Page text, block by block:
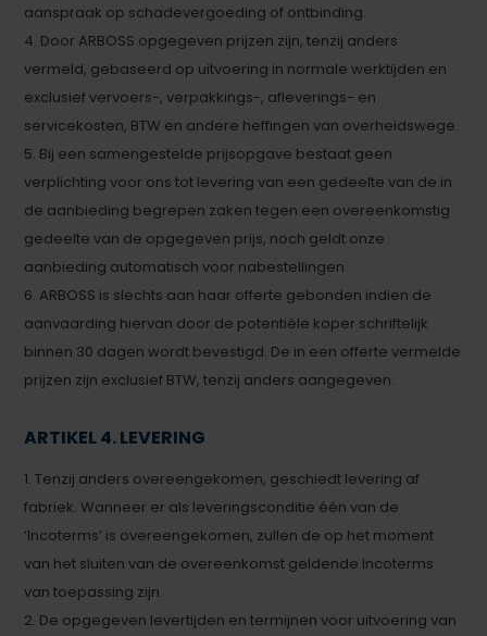
aanspraak op schadevergoeding of ontbinding.
4. Door ARBOSS opgegeven prijzen zijn, tenzij anders
vermeld, gebaseerd op uitvoering in normale werktijden en
exclusief vervoers-, verpakkings-, afleverings- en
servicekosten, BTW en andere heffingen van overheidswege.
5. Bij een samengestelde prijsopgave bestaat geen
verplichting voor ons tot levering van een gedeelte van de in
de aanbieding begrepen zaken tegen een overeenkomstig
gedeelte van de opgegeven prijs, noch geldt onze
aanbieding automatisch voor nabestellingen.
6. ARBOSS is slechts aan haar offerte gebonden indien de
aanvaarding hiervan door de potentiële koper schriftelijk
binnen 30 dagen wordt bevestigd. De in een offerte vermelde
prijzen zijn exclusief BTW, tenzij anders aangegeven.
ARTIKEL 4. LEVERING
1. Tenzij anders overeengekomen, geschiedt levering af
fabriek. Wanneer er als leveringsconditie één van de
‘Incoterms’ is overeengekomen, zullen de op het moment
van het sluiten van de overeenkomst geldende Incoterms
van toepassing zijn.
2. De opgegeven levertijden en termijnen voor uitvoering van